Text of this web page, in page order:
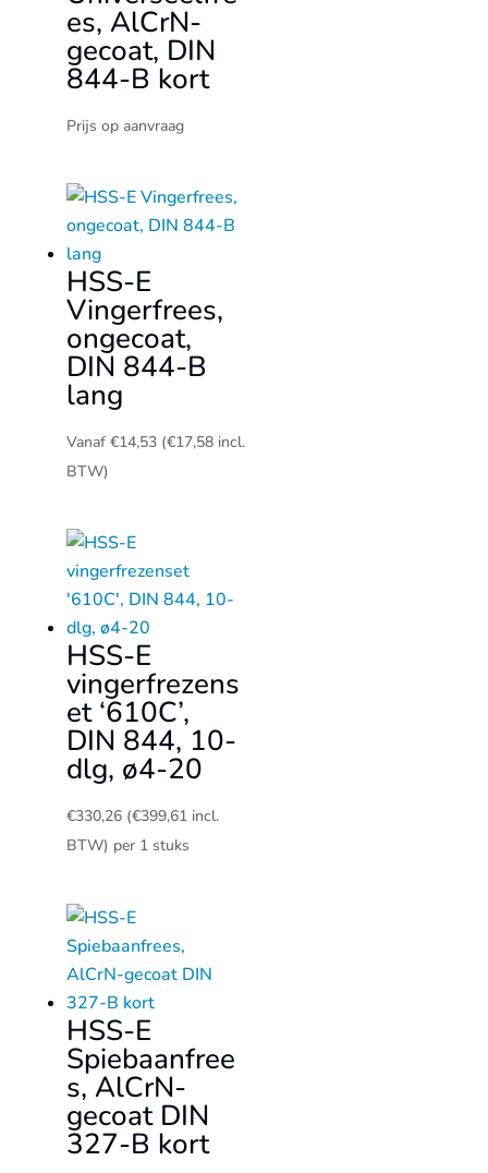
es, AlCrN-
gecoat, DIN
844-B kort
Prijs op aanvraag
HSS-E
Vingerfrees,
ongecoat,
DIN 844-B
lang
Vanaf €14,53 (€17,58incl.
BTW)
HSS-E
vingerfrezens
et ‘610C’,
DIN 844, 10-
dlg, ø4-20
€330,26 (€399,61incl.
BTW) per 1 stuks
HSS-E
Spiebaanfree
s, AlCrN-
gecoat DIN
327-B kort